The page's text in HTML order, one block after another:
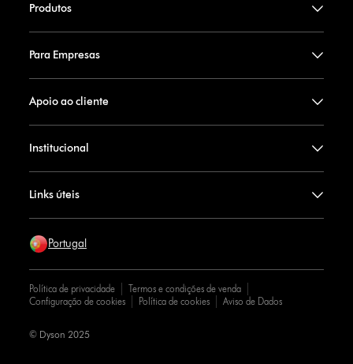
Produtos
Para Empresas
Apoio ao cliente
Institucional
Links úteis
Portugal
Política de privacidade
Termos e condições de venda
Configuração de cookies
Política de cookies Aviso de Dados
© Dyson 2025